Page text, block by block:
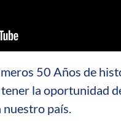
50 Años de
la oportunidad
nuestro país.